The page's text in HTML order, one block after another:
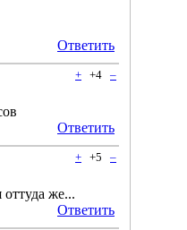
Ответить
+ +4 –
Ответить
+ +5 –
же...
Ответить